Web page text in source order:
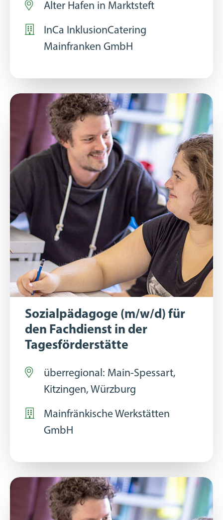
Alter Hafen in Marktsteft
InCa InklusionCatering
Mainfranken GmbH
Sozialpädagoge (m/w/d) für
den Fachdienst in der
Tagesförderstätte
überregional: Main-Spessart,
Kitzingen, Würzburg
Mainfränkische Werkstätten
GmbH